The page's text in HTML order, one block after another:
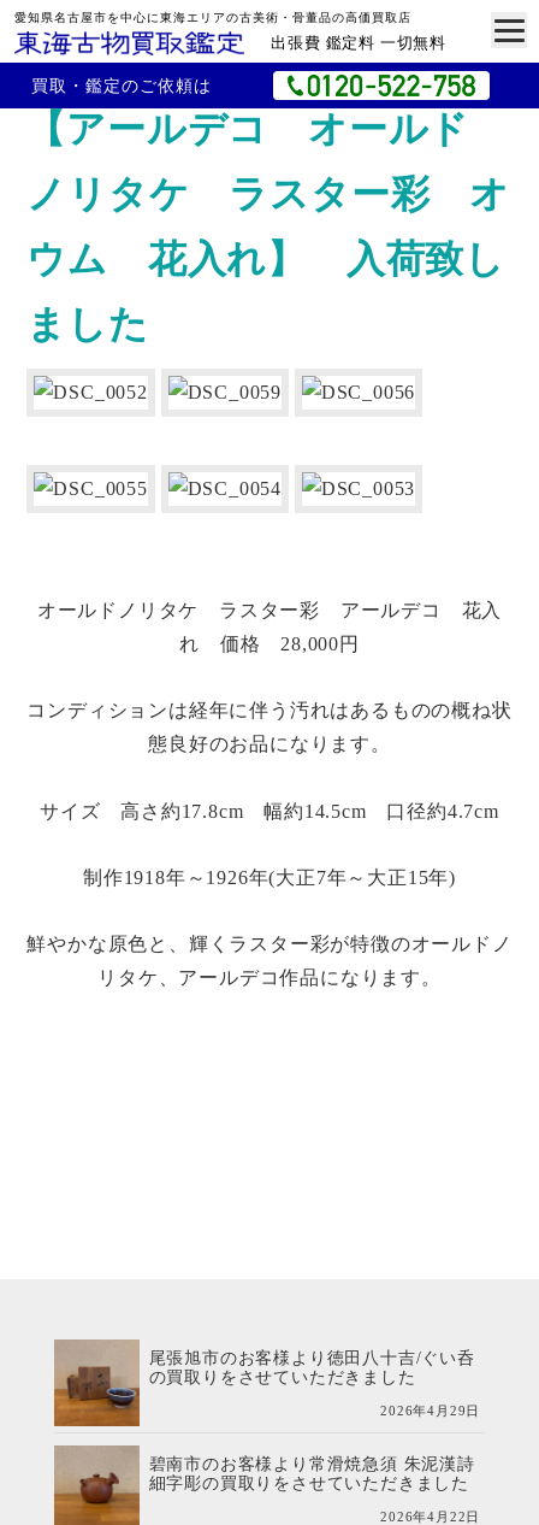
愛知県名古屋市を中心に東海エリアの古美術・骨董品の高価買取店
出張費 鑑定料 一切無料
買取・鑑定のご依頼は
【アールデコ オールド
ノリタケ ラスター彩 オ
ウム 花入れ】 入荷致し
ました
オールドノリタケ ラスター彩 アールデコ 花入
れ 価格 28,000円
コンディションは経年に伴う汚れはあるものの概ね状
態良好のお品になります。
サイズ 高さ約17.8cm 幅約14.5cm 口径約4.7cm
制作1918年～1926年(大正7年～大正15年)
鮮やかな原色と、輝くラスター彩が特徴のオールドノ
リタケ、アールデコ作品になります。
尾張旭市のお客様より徳田八十吉/ぐい呑
の買取りをさせていただきました
2026年4月29日
碧南市のお客様より常滑焼急須 朱泥漢詩
細字彫の買取りをさせていただきました
2026年4月22日